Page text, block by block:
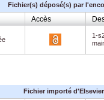
Fichier(s) déposé(s) par
Accès
1-
Fichier importé d'Elsevier